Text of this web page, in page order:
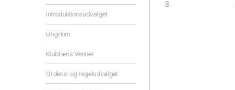
3
Introduktionsudvalget
Ungdom
Klubbens Venner
Ordens- og regeludvalget